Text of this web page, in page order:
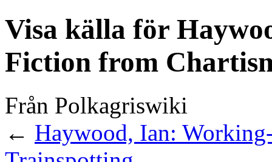
Visa källa för
Fiction from
Från Polkagriswiki
← Haywood, Ian: